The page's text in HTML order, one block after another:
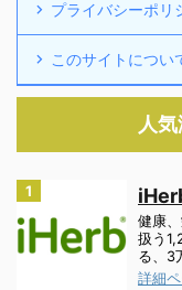
プライバシーポリ
このサイトについ
人
1
健康
扱う
る、3
詳細